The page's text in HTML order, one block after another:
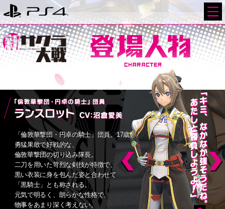
「倫敦華撃団・円卓の騎士」団員。17歳。
勇猛果敢で好戦的な、
倫敦華撃団の切り込み隊長。
二刀を用いた苛烈な剣技が特徴で、
黒い衣装に身を包んだ姿と合わせて
「黒騎士」とも称される。
元気で明るく、朗らかな性格で、
物事をあまり深く考えない。